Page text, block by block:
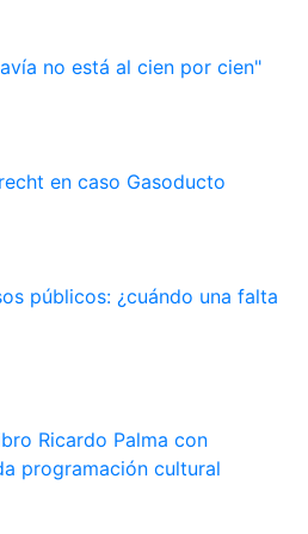
no está al cien por cien"
en caso Gasoducto
públicos: ¿cuándo una falta
Ricardo Palma con
programación cultural